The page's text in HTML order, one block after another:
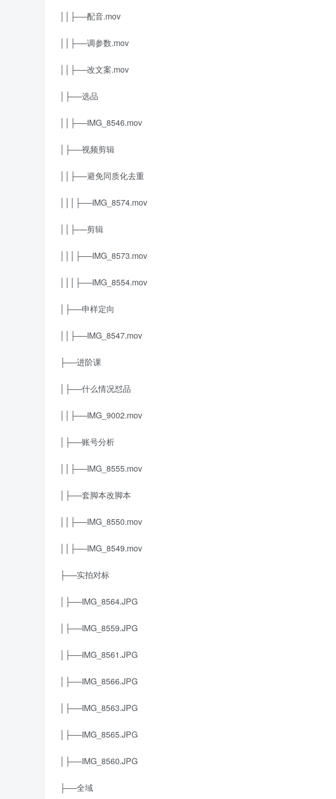
││├──配音.mov
││├──调参数.mov
││├──改文案.mov
│├──选品
││├──IMG_8546.mov
│├──视频剪辑
││├──避免同质化去重
│││├──IMG_8574.mov
││├──剪辑
│││├──IMG_8573.mov
│││├──IMG_8554.mov
│├──申样定向
││├──IMG_8547.mov
├──进阶课
│├──什么情况怼品
││├──IMG_9002.mov
│├──账号分析
││├──IMG_8555.mov
│├──套脚本改脚本
││├──IMG_8550.mov
││├──IMG_8549.mov
├──实拍对标
│├──IMG_8564.JPG
│├──IMG_8559.JPG
│├──IMG_8561.JPG
│├──IMG_8566.JPG
│├──IMG_8563.JPG
│├──IMG_8565.JPG
│├──IMG_8560.JPG
├──全域